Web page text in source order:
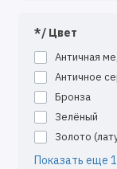
*/ Цвет
Античная
Античное
Бронза
Зелёный
Золото
Показать еще